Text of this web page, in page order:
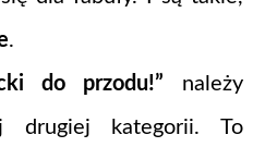
.
do przodu!” należy
drugiej kategorii. To